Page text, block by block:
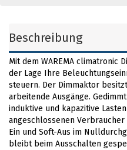
Beschreibung
Mit dem WAREMA climatronic
der Lage Ihre
steuern. Der Dimmaktor
arbeitende Ausgänge.
induktive und kapazitive
angeschlossenen
Ein und Soft-Aus im
bleibt beim Ausschalten